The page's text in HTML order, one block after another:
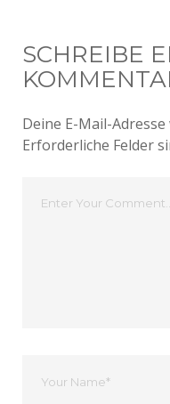
SCHREIBE
Deine E-Mail-
Erforderliche Felder
Kommentar
Name